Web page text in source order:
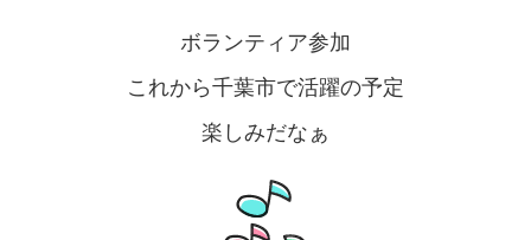
ボランティア参加
これから千葉市で活躍の予定
楽しみだなぁ